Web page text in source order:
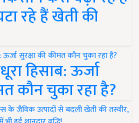
रहे हैं खेती की
हिसाब: ऊर्जा
कौन चुका रहा है?